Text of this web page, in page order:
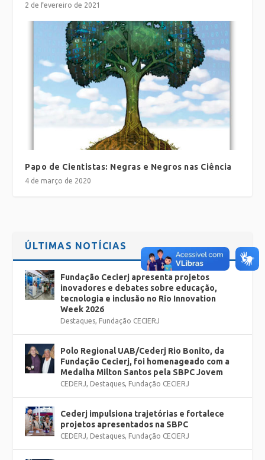
2 de fevereiro de 2021
Papo de Cientistas: Negras e Negros nas Ciência
4 de março de 2020
ÚLTIMAS NOTÍCIAS
Fundação Cecierj apresenta projetos
inovadores e debates sobre educação,
tecnologia e inclusão no Rio Innovation
Week 2026
Destaques Fundação CECIERJ
Polo Regional UAB/Cederj Rio Bonito, da
Fundação Cecierj, foi homenageado com a
Medalha Milton Santos pela SBPC Jovem
CEDERJ Destaques Fundação CECIERJ
Cederj impulsiona trajetórias e fortalece
projetos apresentados na SBPC
CEDERJ Destaques Fundação CECIERJ